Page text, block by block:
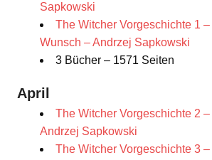
Sapkowski
The Witcher Vorgeschichte 1
Wunsch – Andrzej Sapkowski
3 Bücher – 1571 Seiten
April
The Witcher Vorgeschichte 2
Andrzej Sapkowski
The Witcher Vorgeschichte 3